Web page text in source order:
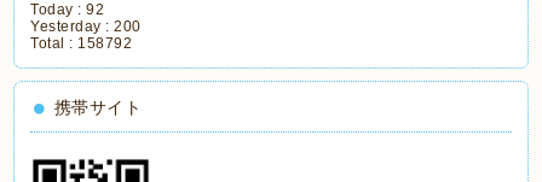
Today :92
Yesterday :200
Total : 158792
携帯サイト